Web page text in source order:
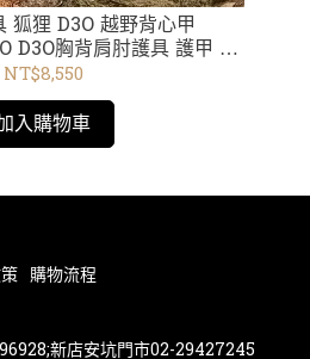
狐狸 D3O 越野背心甲
D3O胸背肩肘護具 護甲 CE
27744-001黑
NT$8,550
入購物車
購物流程
新店安坑門市02-29427245